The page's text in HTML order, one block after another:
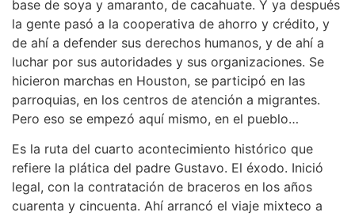
base de soya y amaranto, de cacahuate. Y ya después
la gente pasó a la cooperativa de ahorro y crédito, y
de ahí a defender sus derechos humanos, y de ahí a
luchar por sus autoridades y sus organizaciones. Se
hicieron marchas en Houston, se participó en las
parroquias, en los centros de atención a migrantes.
Pero eso se empezó aquí mismo, en el pueblo…
Es la ruta del cuarto acontecimiento histórico que
refiere la plática del padre Gustavo. El éxodo. Inició
legal, con la contratación de braceros en los años
cuarenta y cincuenta. Ahí arrancó el viaje mixteco a